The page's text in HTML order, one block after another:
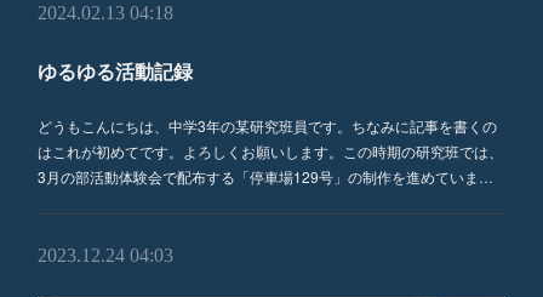
2024.02.13 04:18
ゆるゆる活動記録
どうもこんにちは、中学3年の某研究班員です。ちなみに記事を書くの
はこれが初めてです。よろしくお願いします。この時期の研究班では、
3月の部活動体験会で配布する「停車場129号」の制作を進めていま…
2023.12.24 04:03